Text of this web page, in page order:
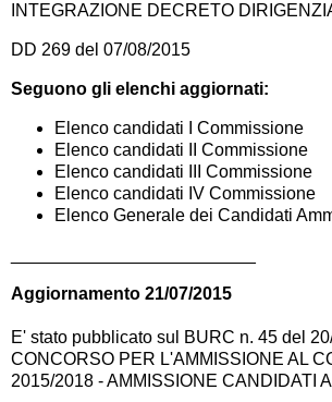
INTEGRAZIONE DECRETO
DD 269 del 07/08/2015
Seguono gli elenchi aggiornati:
Elenco candidati I Commissione
Elenco candidati II Commissione
Elenco candidati III Commissione
Elenco candidati IV Commissione
Elenco Generale dei Candidati
Aggiornamento 21/07/2015
E' stato pubblicato sul BURC n. 45 del
CONCORSO PER L'AMMISSIONE AL
2015/2018 - AMMISSIONE CANDIDATI